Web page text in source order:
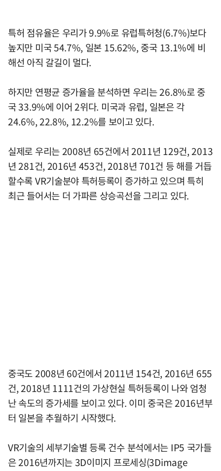
특허 점유율은 우리가 9.9%로 유럽특허청(6.7%)보다
높지만 미국 54.7%, 일본 15.62%, 중국 13.1%에 비
해선 아직 갈길이 멀다.
하지만 연평균 증가율을 분석하면 우리는 26.8%로 중
국 33.9%에 이어 2위다. 미국과 유럽, 일본은 각
24.6%, 22.8%, 12.2%를 보이고 있다.
실제로 우리는 2008년 65건에서 2011년 129건, 2013
년 281건, 2016년 453건, 2018년 701건 등 해를 거듭
할수록 VR기술분야 특허등록이 증가하고 있으며 특히
최근 들어서는 더 가파른 상승곡선을 그리고 있다.
중국도 2008년 60건에서 2011년 154건, 2016년 655
건, 2018년 1111건의 가상현실 특허등록이 나와 엄청
난 속도의 증가세를 보이고 있다. 이미 중국은 2016년부
터 일본을 추월하기 시작했다.
VR기술의 세부기술별 등록 건수 분석에서는 IP5 국가들
은 2016년까지는 3D이미지 프로세싱(3Dimage